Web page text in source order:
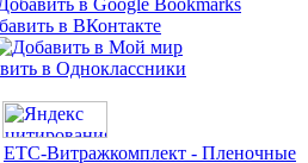
ЕТС-Витражкомплект - Пленочные